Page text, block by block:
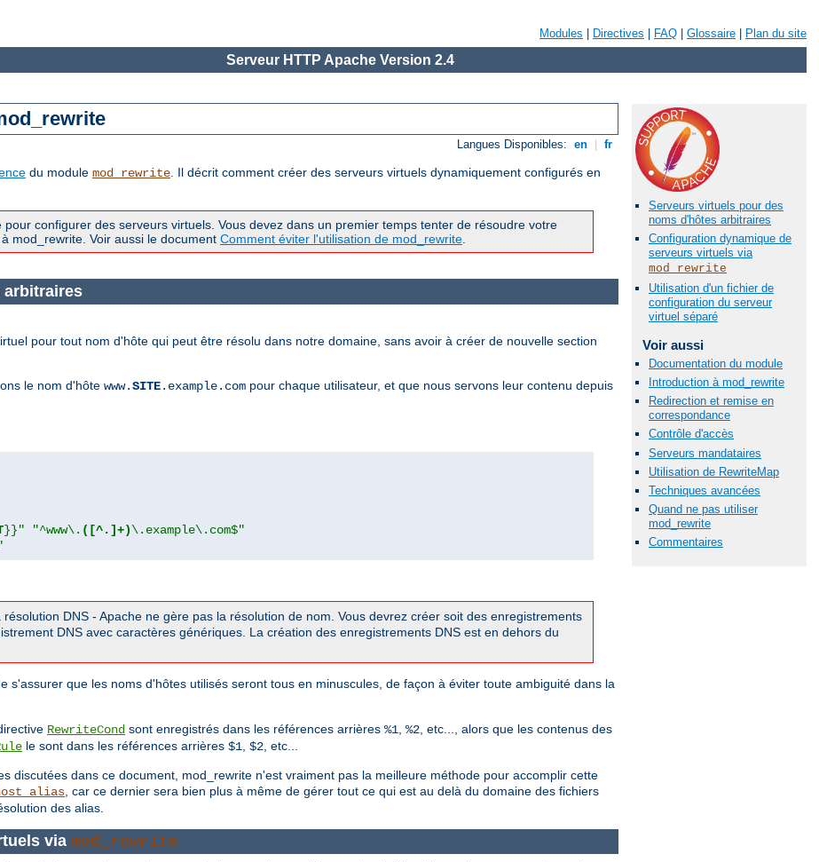
Modules Directives FAQ Glossaire Plan du site
Serveur HTTP Apache Version 2.4
Langues Disponibles: en fr
du module mod_rewrite. Il décrit comment créer des serveurs virtuels dynamiquement configurés en
configurer des serveurs virtuels. Vous devez dans un premier temps tenter de résoudre votre
mod_rewrite. Voir aussi le document Comment éviter l'utilisation de mod_rewrite.
Serveurs virtuels pour des
noms d'hôtes arbitraires
Configuration dynamique de
serveurs virtuels via
mod_rewrite
Utilisation d'un fichier de
configuration du serveur
virtuel séparé
Voir aussi
Documentation du module
Introduction à mod_rewrite
Redirection et remise en
correspondance
Contrôle d'accès
Serveurs mandataires
Utilisation de RewriteMap
Techniques avancées
Quand ne pas utiliser
mod_rewrite
Commentaires
arbitraires
pour tout nom d'hôte qui peut être résolu dans notre domaine, sans avoir à créer de nouvelle section
le nom d'hôte www.SITE.example.com pour chaque utilisateur, et que nous servons leur contenu depuis
}}" "^www\. ([^.]+)\.example\.com$"
DNS - Apache ne gère pas la résolution de nom. Vous devrez créer soit des enregistrements
DNS avec caractères génériques. La création des enregistrements DNS est en dehors du
s'assurer que les noms d'hôtes utilisés seront tous en minuscules, de façon à éviter toute ambiguité dans la
RewriteCond sont enregistrés dans les références arrières %1 %2 , etc..., alors que les contenus des
le sont dans les références arrières $1 $2 , etc...
discutées dans ce document, mod_rewrite n'est vraiment pas la meilleure méthode pour accomplir cette
, car ce dernier sera bien plus à même de gérer tout ce qui est au delà du domaine des fichiers
des alias.
via mod_rewrite